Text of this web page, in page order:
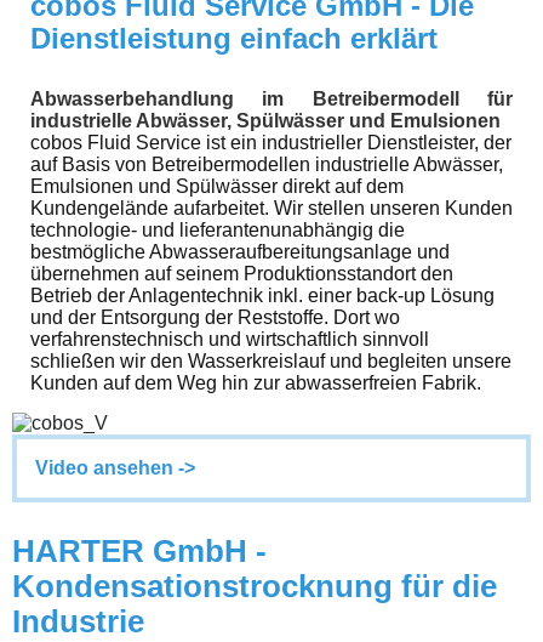
Dienstleistung einfach erklärt
Abwasserbehandlung im Betreibermodell für
industrielle Abwässer, Spülwässer und Emulsionen
cobos Fluid Service ist ein industrieller Dienstleister, der
auf Basis von Betreibermodellen industrielle Abwässer,
Emulsionen und Spülwässer direkt auf dem
Kundengelände aufarbeitet. Wir stellen unseren Kunden
technologie- und lieferantenunabhängig die
bestmögliche Abwasseraufbereitungsanlage und
übernehmen auf seinem Produktionsstandort den
Betrieb der Anlagentechnik inkl. einer back-up Lösung
und der Entsorgung der Reststoffe. Dort wo
verfahrenstechnisch und wirtschaftlich sinnvoll
schließen wir den Wasserkreislauf und begleiten unsere
Kunden auf dem Weg hin zur abwasserfreien Fabrik.
Video ansehen ->
HARTER GmbH -
Kondensationstrocknung für die
Industrie